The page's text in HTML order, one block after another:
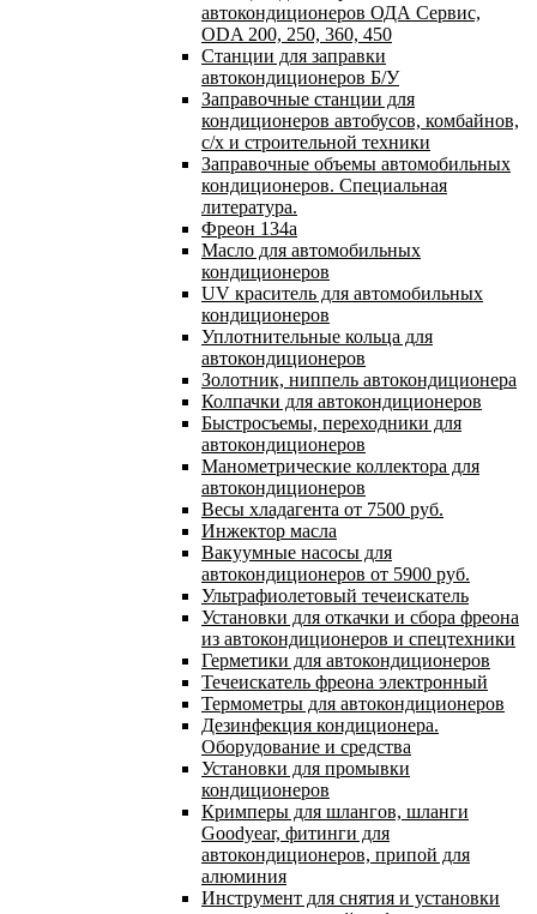
автокондиционеров ОДА Сервис,
ODA 200, 250, 360, 450
Станции для заправки
автокондиционеров Б/У
Заправочные станции для
кондиционеров автобусов, комбайнов,
с/х и строительной техники
Заправочные объемы автомобильных
кондиционеров. Специальная
литература.
Фреон 134a
Масло для автомобильных
кондиционеров
UV краситель для автомобильных
кондиционеров
Уплотнительные кольца для
автокондиционеров
Золотник, ниппель автокондиционера
Колпачки для автокондиционеров
Быстросъемы, переходники для
автокондиционеров
Манометрические коллектора для
автокондиционеров
Весы хладагента от 7500 руб.
Инжектор масла
Вакуумные насосы для
автокондиционеров от 5900 руб.
Ультрафиолетовый течеискатель
Установки для откачки и сбора фреона
из автокондиционеров и спецтехники
Герметики для автокондиционеров
Течеискатель фреона электронный
Термометры для автокондиционеров
Дезинфекция кондиционера.
Оборудование и средства
Установки для промывки
кондиционеров
Кримперы для шлангов, шланги
Goodyear, фитинги для
автокондиционеров, припой для
алюминия
Инструмент для снятия и установки